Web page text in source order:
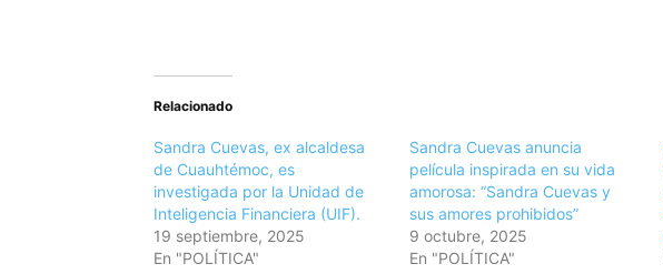
Relacionado
Sandra Cuevas, ex alcaldesa
de Cuauhtémoc, es
investigada por la Unidad de
Inteligencia Financiera (UIF).
19 septiembre, 2025
En "POLÍTICA"
Sandra Cuevas anuncia
película inspirada en su vida
amorosa: “Sandra Cuevas y
sus amores prohibidos”
9 octubre, 2025
En "POLÍTICA"